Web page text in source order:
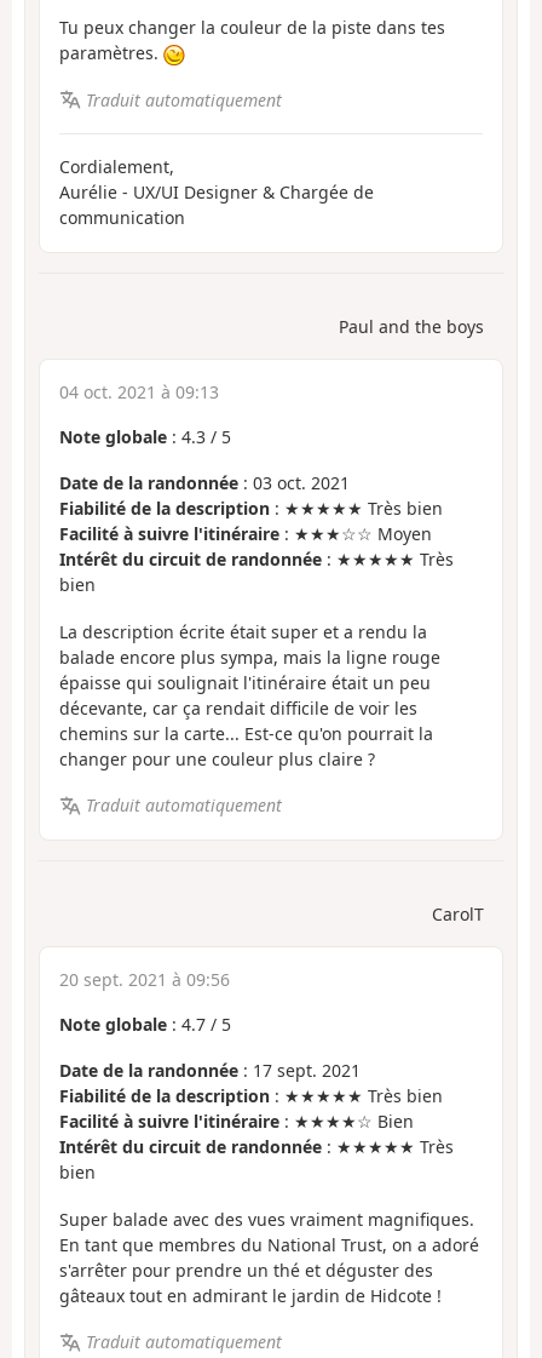
Tu peux changer la couleur de la piste dans tes
paramètres.
Traduit automatiquement
Cordialement,
Aurélie - UX/UI Designer & Chargée de
communication
Paul and the boys
04 oct. 2021 à 09:13
Note globale : 4.3 / 5
Date de la randonnée : 03 oct. 2021
Fiabilité de la description : ★★★★★ Très bien
Facilité à suivre l'itinéraire : ★★★☆☆ Moyen
Intérêt du circuit de randonnée : ★★★★★ Très
bien
La description écrite était super et a rendu la
balade encore plus sympa, mais la ligne rouge
épaisse qui soulignait l'itinéraire était un peu
décevante, car ça rendait difficile de voir les
chemins sur la carte... Est-ce qu'on pourrait la
changer pour une couleur plus claire ?
Traduit automatiquement
CarolT
20 sept. 2021 à 09:56
Note globale : 4.7 / 5
Date de la randonnée : 17 sept. 2021
Fiabilité de la description : ★★★★★ Très bien
Facilité à suivre l'itinéraire : ★★★★☆ Bien
Intérêt du circuit de randonnée : ★★★★★ Très
bien
Super balade avec des vues vraiment magnifiques.
En tant que membres du National Trust, on a adoré
s'arrêter pour prendre un thé et déguster des
gâteaux tout en admirant le jardin de Hidcote !
Traduit automatiquement